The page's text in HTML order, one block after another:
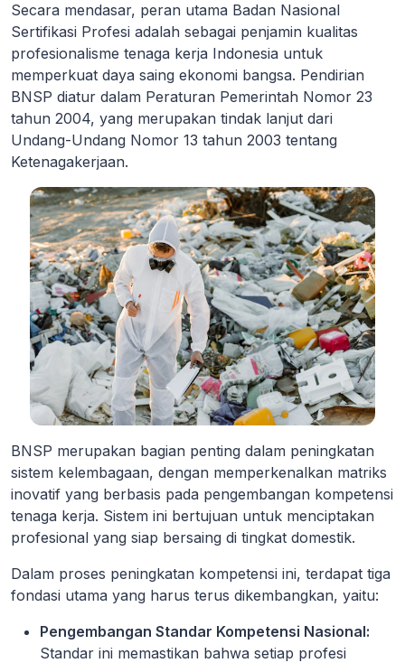
Secara mendasar, peran utama Badan Nasional
Sertifikasi Profesi adalah sebagai penjamin kualitas
profesionalisme tenaga kerja Indonesia untuk
memperkuat daya saing ekonomi bangsa. Pendirian
BNSP diatur dalam Peraturan Pemerintah Nomor 23
tahun 2004, yang merupakan tindak lanjut dari
Undang-Undang Nomor 13 tahun 2003 tentang
Ketenagakerjaan.
BNSP merupakan bagian penting dalam peningkatan
sistem kelembagaan, dengan memperkenalkan matriks
inovatif yang berbasis pada pengembangan kompetensi
tenaga kerja. Sistem ini bertujuan untuk menciptakan
profesional yang siap bersaing di tingkat domestik.
Dalam proses peningkatan kompetensi ini, terdapat tiga
fondasi utama yang harus terus dikembangkan, yaitu:
Pengembangan Standar Kompetensi Nasional:
Standar ini memastikan bahwa setiap profesi